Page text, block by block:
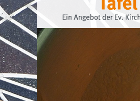
Navigation
überspringen